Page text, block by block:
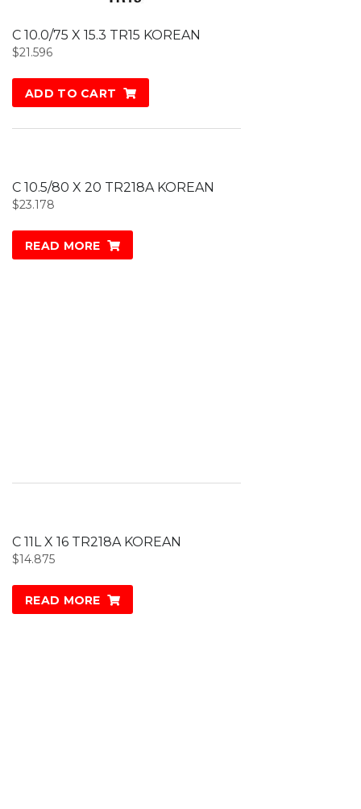
C 10.0/75 X 15.3 TR15 KOREAN
$21.596
ADD TO CART
C 10.5/80 X 20 TR218A KOREAN
$23.178
READ MORE
C 11L X 16 TR218A KOREAN
$14.875
READ MORE